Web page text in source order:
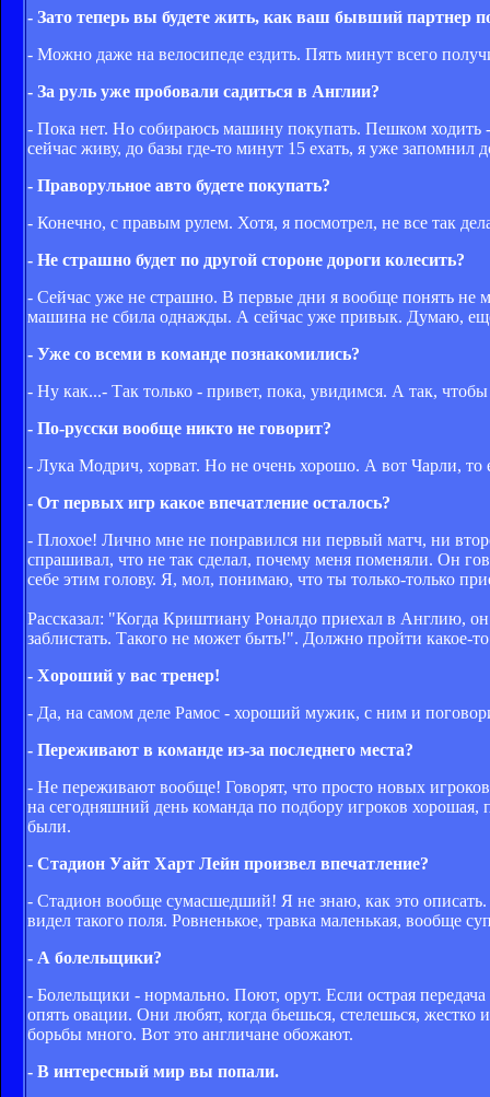
- Зато теперь вы будете жить, как ваш бывший партнер
- Можно даже на велосипеде ездить. Пять минут всего
- За руль уже пробовали садиться в Англии?
- Пока нет. Но собираюсь машину покупать. Пешком ходить -
сейчас живу, до базы где-то минут 15 ехать, я уже
- Праворульное авто будете покупать?
- Конечно, с правым рулем. Хотя, я посмотрел, не все так
- Не страшно будет по другой стороне дороги колесить?
- Сейчас уже не страшно. В первые дни я вообще понять не
машина не сбила однажды. А сейчас уже привык. Думаю,
- Уже со всеми в команде познакомились?
- Ну как...- Так только - привет, пока, увидимся. А так, чтобы
- По-русски вообще никто не говорит?
- Лука Модрич, хорват. Но не очень хорошо. А вот Чарли, то
- От первых игр какое впечатление осталось?
- Плохое! Лично мне не понравился ни первый матч, ни
спрашивал, что не так сделал, почему меня поменяли. Он
себе этим голову. Я, мол, понимаю, что ты только-только
Рассказал: "Когда Криштиану Роналдо приехал в Англию,
заблистать. Такого не может быть!". Должно пройти какое-
- Хороший у вас тренер!
- Да, на самом деле Рамос - хороший мужик, с ним и
- Переживают в команде из-за последнего места?
- Не переживают вообще! Говорят, что просто новых
на сегодняшний день команда по подбору игроков
были.
- Стадион Уайт Харт Лейн произвел впечатление?
- Стадион вообще сумасшедший! Я не знаю, как это
видел такого поля. Ровненькое, травка маленькая, вообще
- А болельщики?
- Болельщики - нормально. Поют, орут. Если острая
опять овации. Они любят, когда бьешься, стелешься,
борьбы много. Вот это англичане обожают.
- В интересный мир вы попали.